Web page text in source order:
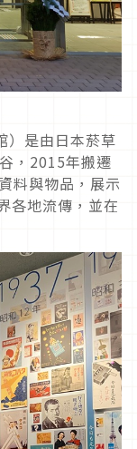
）是由日本菸草
，2015年搬遷
料與物品，展示
各地流傳，並在